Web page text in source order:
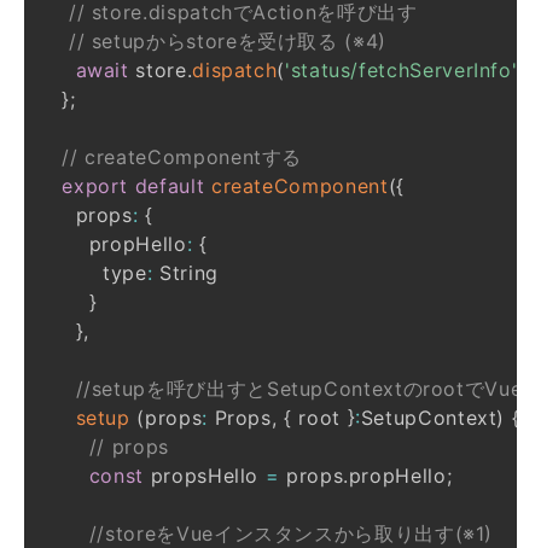
// store.dispatchでActionを呼び出す
// setupからstoreを受け取る (※4)
await store.dispatch('status/fetchServerInfo'
};
// createComponentする
export default createComponent({
    props
: {
      propHello
: {
        type
:
}
},
//setupを呼び出すとSetupContextのrootでVueイ
setup (props: Props, { root }:SetupContext) {
// props
const propsHello = props.propHello;
//storeをVueインスタンスから取り出す(※1)